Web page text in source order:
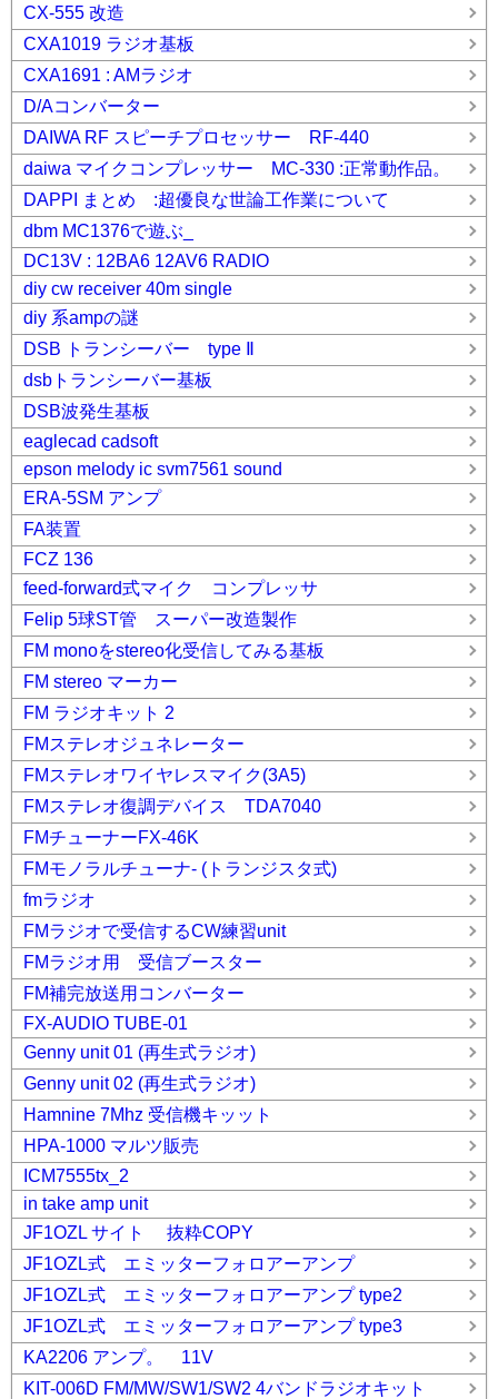
CX-555 改造
CXA1019 ラジオ基板
CXA1691 : AMラジオ
D/Aコンバーター
DAIWA RF スピーチプロセッサー RF-440
daiwa マイクコンプレッサー MC-330 :正常動作品。
DAPPI まとめ :超優良な世論工作業について
dbm MC1376で遊ぶ_
DC13V : 12BA6 12AV6 RADIO
diy cw receiver 40m single
diy 系ampの謎
DSB トランシーバー type Ⅱ
dsbトランシーバー基板
DSB波発生基板
eaglecad cadsoft
epson melody ic svm7561 sound
ERA-5SM アンプ
FA装置
FCZ 136
feed-forward式マイク コンプレッサ
Felip 5球ST管 スーパー改造製作
FM monoをstereo化受信してみる基板
FM stereo マーカー
FM ラジオキット 2
FMステレオジュネレーター
FMステレオワイヤレスマイク(3A5)
FMステレオ復調デバイス TDA7040
FMチューナーFX-46K
FMモノラルチューナ- (トランジスタ式)
fmラジオ
FMラジオで受信するCW練習unit
FMラジオ用 受信ブースター
FM補完放送用コンバーター
FX-AUDIO TUBE-01
Genny unit 01 (再生式ラジオ)
Genny unit 02 (再生式ラジオ)
Hamnine 7Mhz 受信機キッット
HPA-1000 マルツ販売
ICM7555tx_2
in take amp unit
JF1OZL サイト 抜粋COPY
JF1OZL式 エミッターフォロアーアンプ
JF1OZL式 エミッターフォロアーアンプ type2
JF1OZL式 エミッターフォロアーアンプ type3
KA2206 アンプ。 11V
KIT-006D FM/MW/SW1/SW2 4バンドラジオキット